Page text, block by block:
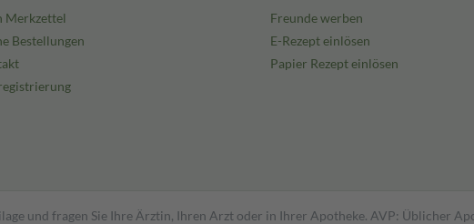
Merkzettel
Bestellungen
Freunde werben
E-Rezept einlösen
Papier Rezept einlösen
und fragen Sie Ihre Ärztin, Ihren Arzt oder in Ihrer Apotheke. AVP: Üblicher